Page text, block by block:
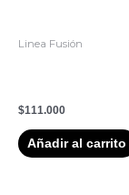
Linea Fusión
$111.000
Añadir al carrito